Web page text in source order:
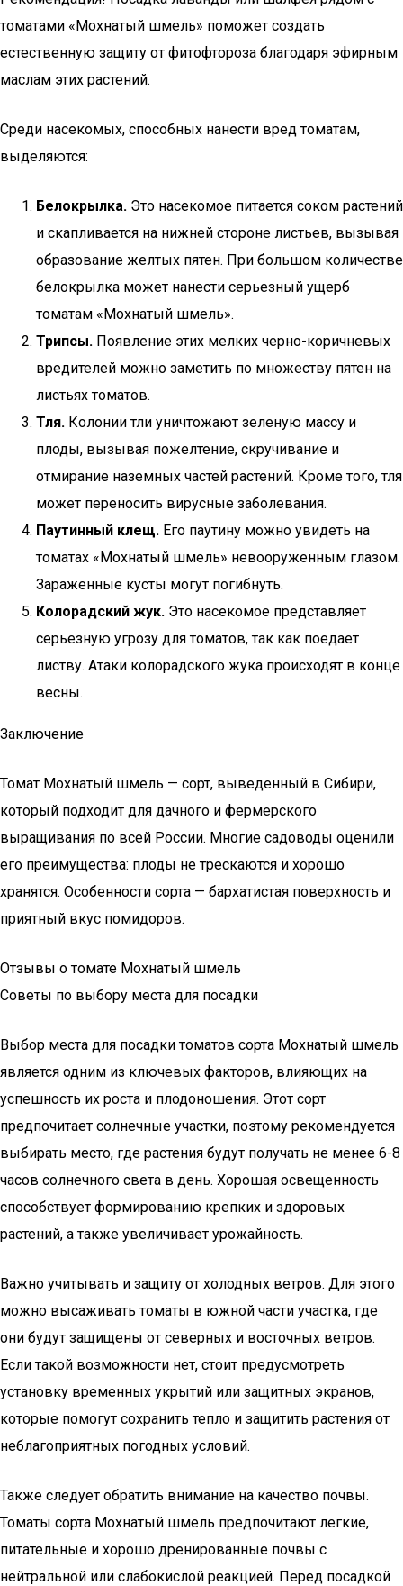
томатами «Мохнатый шмель» поможет создать
естественную защиту от фитофтороза благодаря эфирным
маслам этих растений.
Среди насекомых, способных нанести вред томатам,
выделяются:
Белокрылка. Это насекомое питается соком растений
и скапливается на нижней стороне листьев, вызывая
образование желтых пятен. При большом количестве
белокрылка может нанести серьезный ущерб
томатам «Мохнатый шмель».
Трипсы. Появление этих мелких черно-коричневых
вредителей можно заметить по множеству пятен на
листьях томатов.
Тля. Колонии тли уничтожают зеленую массу и
плоды, вызывая пожелтение, скручивание и
отмирание наземных частей растений. Кроме того, тля
может переносить вирусные заболевания.
Паутинный клещ. Его паутину можно увидеть на
томатах «Мохнатый шмель» невооруженным глазом.
Зараженные кусты могут погибнуть.
Колорадский жук. Это насекомое представляет
серьезную угрозу для томатов, так как поедает
листву. Атаки колорадского жука происходят в конце
весны.
Заключение
Томат Мохнатый шмель — сорт, выведенный в Сибири,
который подходит для дачного и фермерского
выращивания по всей России. Многие садоводы оценили
его преимущества: плоды не трескаются и хорошо
хранятся. Особенности сорта — бархатистая поверхность и
приятный вкус помидоров.
Отзывы о томате Мохнатый шмель
Советы по выбору места для посадки
Выбор места для посадки томатов сорта Мохнатый шмель
является одним из ключевых факторов, влияющих на
успешность их роста и плодоношения. Этот сорт
предпочитает солнечные участки, поэтому рекомендуется
выбирать место, где растения будут получать не менее 6-8
часов солнечного света в день. Хорошая освещенность
способствует формированию крепких и здоровых
растений, а также увеличивает урожайность.
Важно учитывать и защиту от холодных ветров. Для этого
можно высаживать томаты в южной части участка, где
они будут защищены от северных и восточных ветров.
Если такой возможности нет, стоит предусмотреть
установку временных укрытий или защитных экранов,
которые помогут сохранить тепло и защитить растения от
неблагоприятных погодных условий.
Также следует обратить внимание на качество почвы.
Томаты сорта Мохнатый шмель предпочитают легкие,
питательные и хорошо дренированные почвы с
нейтральной или слабокислой реакцией. Перед посадкой